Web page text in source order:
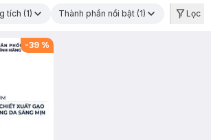
tích (1) Thành phần nổi bật (1) Lọc
-39 %